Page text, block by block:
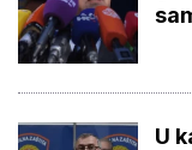
U